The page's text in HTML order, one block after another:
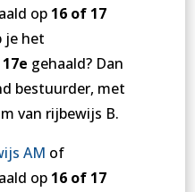
op 16 of 17
je het
gehaald? Dan
bestuurder, met
van rijbewijs B.
AM of
op 16 of 17